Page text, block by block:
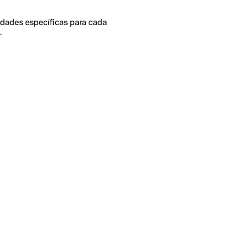
específicas para cada